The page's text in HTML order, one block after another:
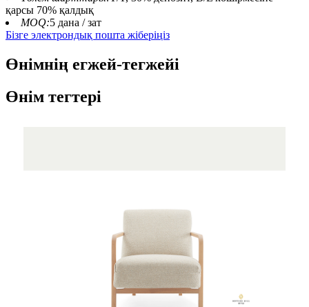
қарсы 70% қалдық
MOQ:5 дана / зат
Бізге электрондық пошта жіберіңіз
Өнімнің егжей-тегжейі
Өнім тегтері